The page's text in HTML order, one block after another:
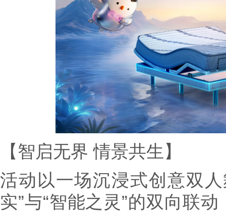
【智启无界 情景共生】
活动以一场沉浸式创意双
实”与“智能之灵”的双向联